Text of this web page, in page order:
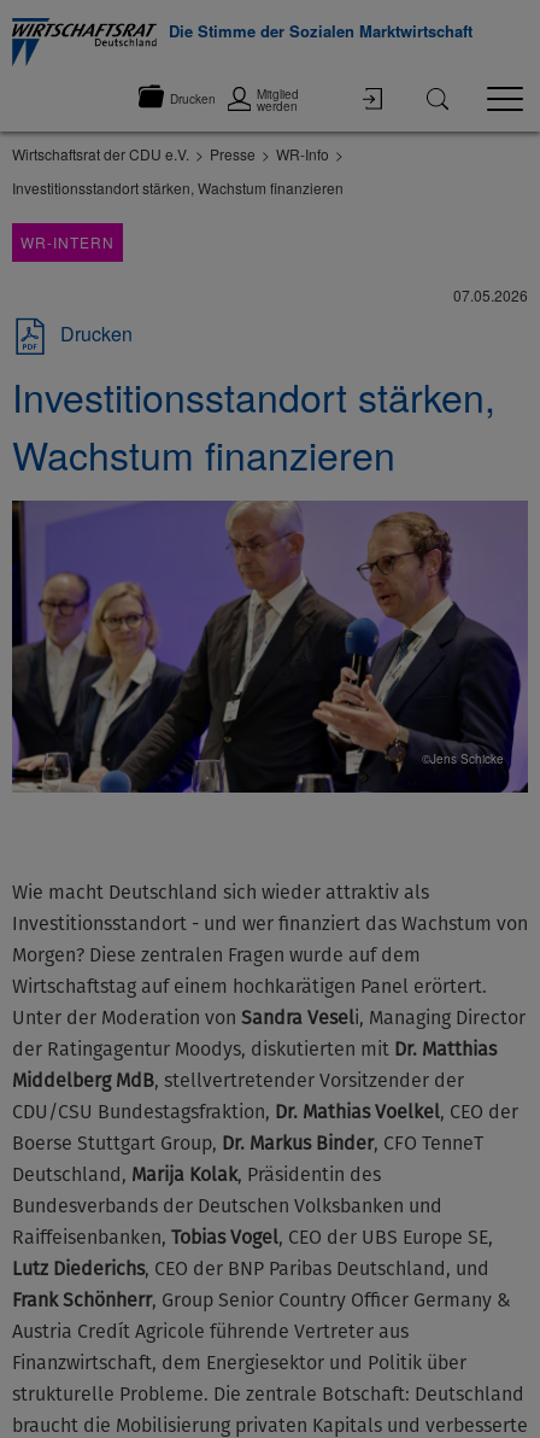
Die Stimme der Sozialen Marktwirtschaft
Drucken Mitglied
werden
Wirtschaftsrat der CDU e.V. Presse
WR-Info
Investitionsstandort stärken, Wachstum finanzieren
WR-INTERN
07.05.2026
Drucken
Investitionsstandort stärken,
Wachstum finanzieren
©Jens Schicke
Wie macht Deutschland sich wieder attraktiv als
Investitionsstandort - und wer finanziert das Wachstum von
Morgen? Diese zentralen Fragen wurde auf dem
Wirtschaftstag auf einem hochkarätigen Panel erörtert.
Unter der Moderation von Sandra Veseli, Managing Director
der Ratingagentur Moodys, diskutierten mit Dr. Matthias
Middelberg MdB, stellvertretender Vorsitzender der
CDU/CSU Bundestagsfraktion, Dr. Mathias Voelkel, CEO der
Boerse Stuttgart Group, Dr. Markus Binder, CFO TenneT
Deutschland, Marija Kolak, Präsidentin des
Bundesverbands der Deutschen Volksbanken und
Raiffeisenbanken, Tobias Vogel, CEO der UBS Europe SE,
Lutz Diederichs, CEO der BNP Paribas Deutschland, und
Frank Schönherr, Group Senior Country Officer Germany &
Austria Credít Agricole führende Vertreter aus
Finanzwirtschaft, dem Energiesektor und Politik über
strukturelle Probleme. Die zentrale Botschaft: Deutschland
braucht die Mobilisierung privaten Kapitals und verbesserte